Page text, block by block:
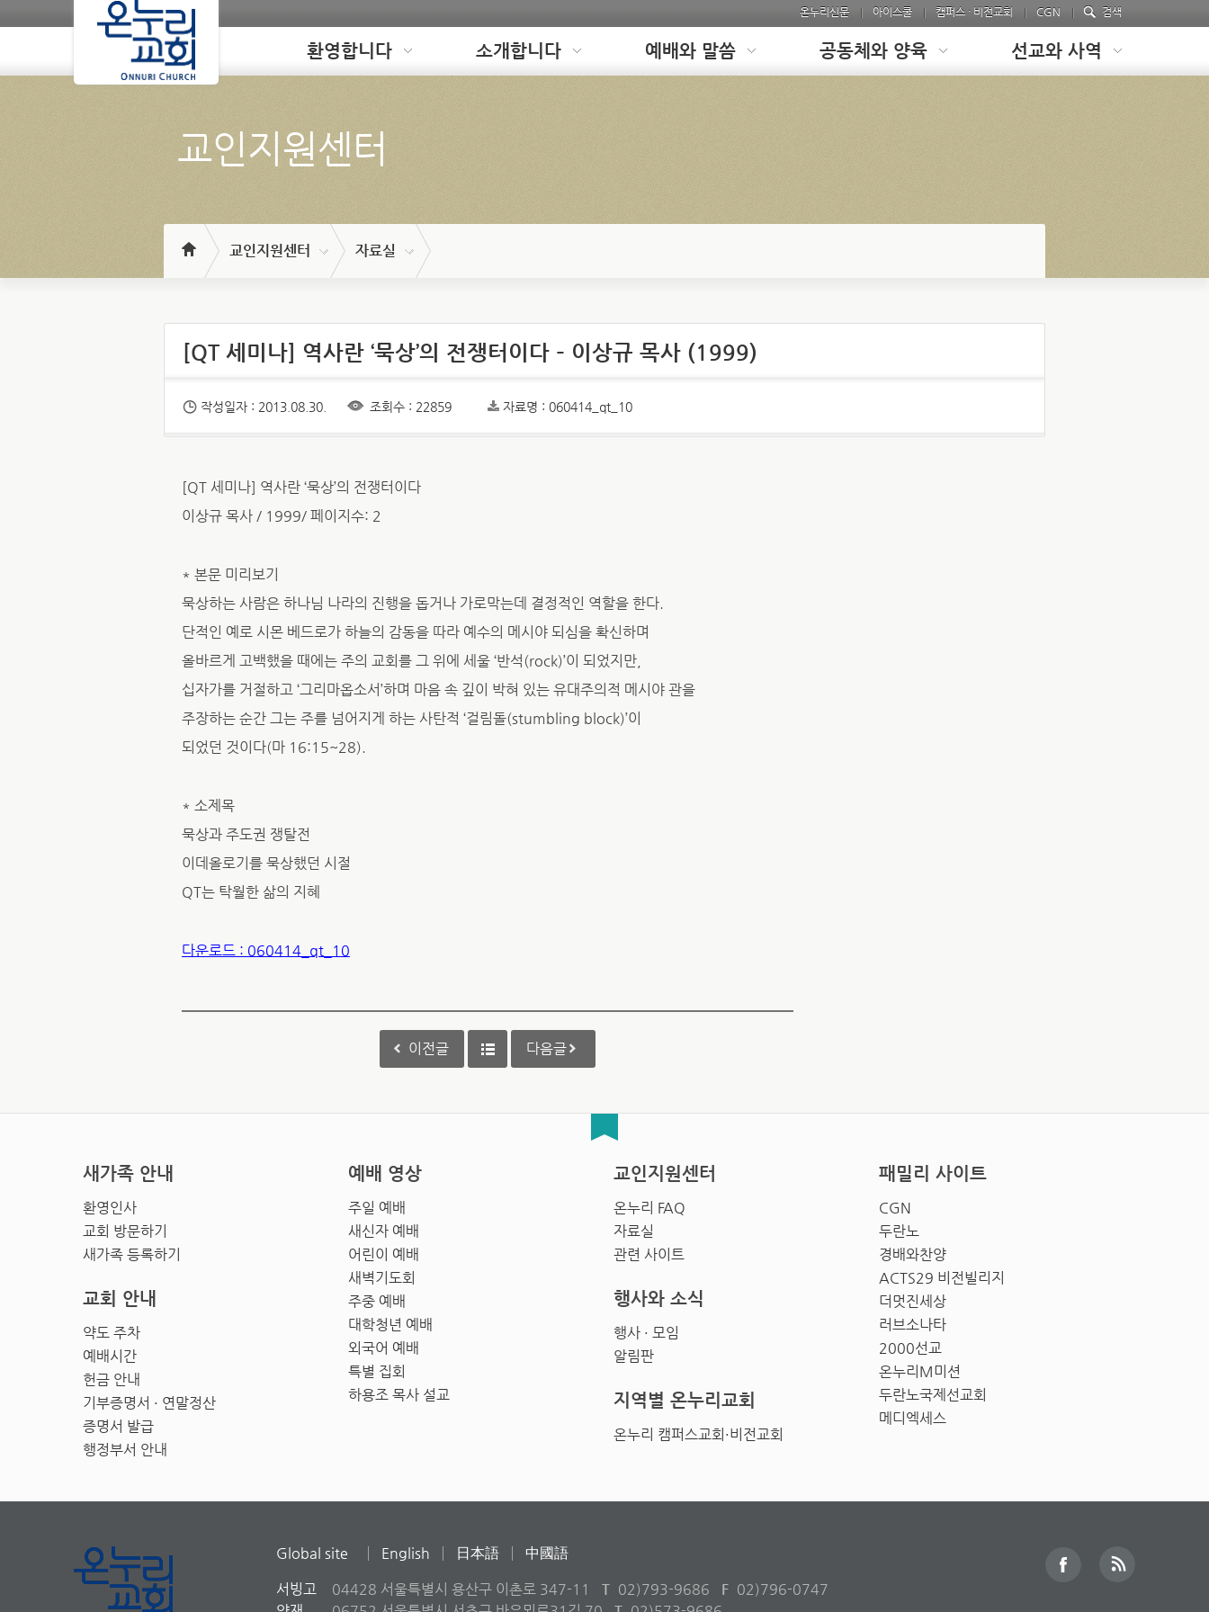
온누리신문 아이스쿨 캠퍼스 · 비전교회 CGN 검색
Loading 환영합니다 소개합니다 예배와 말씀 공동체와 양육 선교와 사역
교인지원센터
교인지원센터 자료실
[QT 세미나] 역사란 ‘묵상’의 전쟁터이다 – 이상규 목사 (1999)
작성일자 : 2013.08.30. 조회수 : 22859 자료명 : 060414_qt_10
[QT 세미나] 역사란 ‘묵상’의 전쟁터이다
이상규 목사 / 1999/ 페이지수: 2
* 본문 미리보기
묵상하는 사람은 하나님 나라의 진행을 돕거나 가로막는데 결정적인 역할을 한다.
단적인 예로 시몬 베드로가 하늘의 감동을 따라 예수의 메시야 되심을 확신하며
올바르게 고백했을 때에는 주의 교회를 그 위에 세울 ‘반석(rock)’이 되었지만,
십자가를 거절하고 ‘그리마옵소서’하며 마음 속 깊이 박혀 있는 유대주의적 메시야 관을
주장하는 순간 그는 주를 넘어지게 하는 사탄적 ‘걸림돌(stumbling block)’이
되었던 것이다(마 16:15~28).
* 소제목
묵상과 주도권 쟁탈전
이데올로기를 묵상했던 시절
QT는 탁월한 삶의 지혜
다운로드 : 060414_qt_10
이전글 다음글
새가족 안내
환영인사
교회 방문하기
새가족 등록하기
예배 영상
주일 예배
새신자 예배
어린이 예배
새벽기도회
주중 예배
대학청년 예배
외국어 예배
특별 집회
하용조 목사 설교
교인지원센터
온누리 FAQ
자료실
관련 사이트
패밀리 사이트
CGN
두란노
경배와찬양
ACTS29 비전빌리지
더멋진세상
러브소나타
2000선교
온누리M미션
두란노국제선교회
메디엑세스
교회 안내
약도 주차
예배시간
헌금 안내
기부증명서 · 연말정산
증명서 발급
행정부서 안내
행사와 소식
행사 · 모임
알림판
지역별 온누리교회
온누리 캠퍼스교회·비전교회
Global site English 日本語 中國語
서빙고 04428 서울특별시 용산구 이촌로 347-11 T 02)793-9686 F 02)796-0747